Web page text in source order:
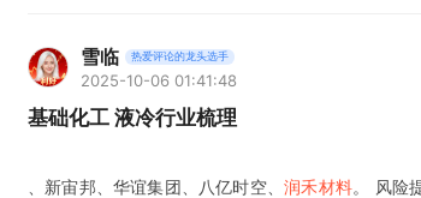
雪临 热爱评论的龙头选手
2025-10-06 01:41:48
基础化工 液冷行业梳理
、新宙邦、华谊集团、八亿时空、 润禾材料。 风险